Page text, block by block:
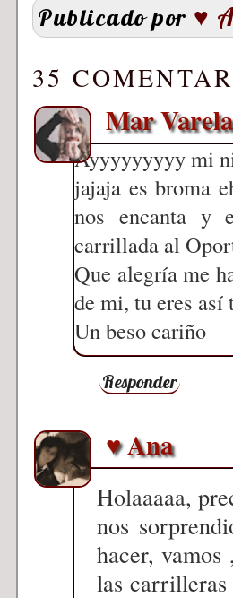
Publicado por ♥
35
Mar Varela
Ayyyyyyyyy mi
jajaja es broma
nos encanta y
carrillada al
Que alegría me
de mi, tu eres así
Un beso cariño
Responder
♥ Ana
Holaaaaa,
nos
hacer,
las carrilleras